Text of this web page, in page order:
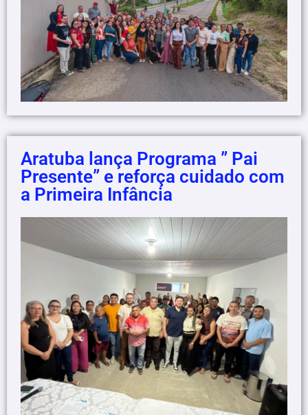
Aratuba lança Programa ” Pai
Presente” e reforça cuidado com
a Primeira Infância